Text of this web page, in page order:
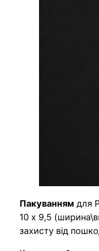
Пакуванням для
10 х 9,5
захисту від